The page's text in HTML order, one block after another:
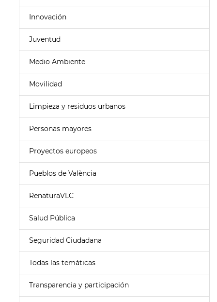
Innovación
Juventud
Medio Ambiente
Movilidad
Limpieza y residuos urbanos
Personas mayores
Proyectos europeos
Pueblos de València
RenaturaVLC
Salud Pública
Seguridad Ciudadana
Todas las temáticas
Transparencia y participación